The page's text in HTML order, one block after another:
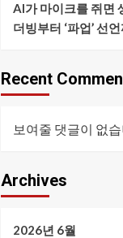
AI가 마이크를 쥐면
더빙부터 ‘파업’ 선
Recent
보여줄 댓글이 없
Archives
2026년 6월